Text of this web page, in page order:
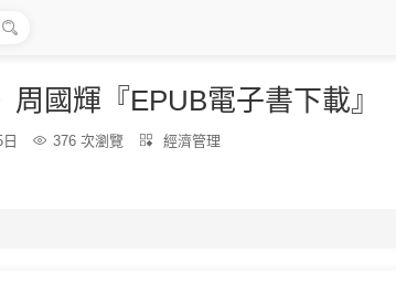

周國輝『EPUB電子書下載』
 376 次瀏覽 
分
經濟管理